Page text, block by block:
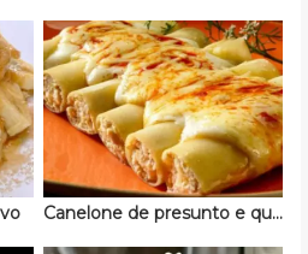
Canelone de presunto e queijo